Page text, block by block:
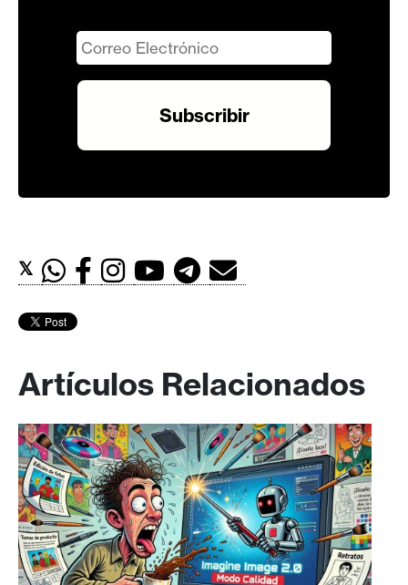
𝕏
Artículos Relacionados